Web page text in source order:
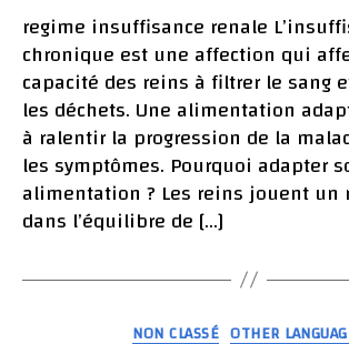
regime insuffisance renale
chronique est une affection qui
capacité des reins à filtrer le sang
les déchets. Une alimentation
à ralentir la progression de la
les symptômes. Pourquoi adapter
alimentation ? Les reins jouent un
dans l’équilibre de […]
Categories
NON CLASSÉ OTHER